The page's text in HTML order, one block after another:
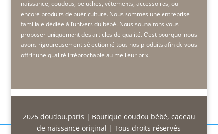
naissance, doudous, peluches, vêtements, accessoires, ou
encore produits de puériculture. Nous sommes une entreprise
familiale dédiée à l’univers du bébé. Nous souhaitons vous
proposer uniquement des articles de qualité. C’est pourquoi nous
avons rigoureusement sélectionné tous nos produits afin de vous
offrir une qualité irréprochable au meilleur prix.
2025 doudou.paris | Boutique doudou bébé, cadeau
de naissance original | Tous droits réservés